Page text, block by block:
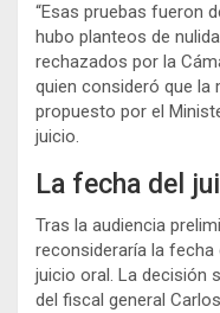
“Esas pruebas fueron
hubo planteos de
rechazados por la
quien consideró que la
propuesto por el
juicio.
La fecha del
Tras la audiencia
reconsideraría la fecha
juicio oral. La decisión
del fiscal general